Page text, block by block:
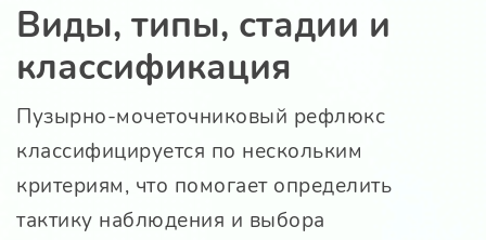
Виды, типы, стадии и
классификация
Пузырно-мочеточниковый рефлюкс
классифицируется по нескольким
критериям, что помогает определить
тактику наблюдения и выбора